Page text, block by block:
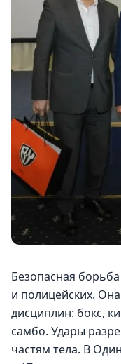
Безопасная
и полицейских.
дисциплин: бокс,
самбо. Удары
частям тела. В